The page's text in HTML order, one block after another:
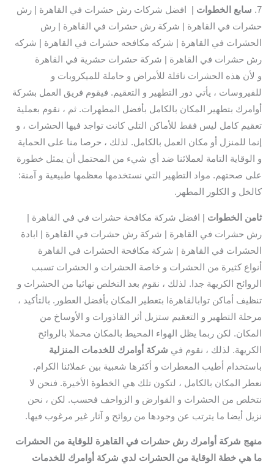
7. سابع الخطوات | افضل شركات رش حشرات في القاهرة | رش
حشرات في القاهرة | شركة رش حشرات في القاهرة | رش
الحشرات في القاهرة | شركه مكافحه حشرات في القاهرة | شركه
رش حشرات في القاهرة | شركة حشرات حشرية في القاهرة
و لأن هذه الحشرات ناقلة للأمراض و حاملة للميكروبات و
للفيروسات ، يأتي دور التطهير و التعقيم. فيقوم فريق العمل بشركة
أوامرك بتطهير المكان بالكامل بأفضل المطهرات. ثم ، نقوم بعملية
تعقيم كامل ليس فقط للأماكن التلي كانت تواجد فيها الحشرات ، و
إنما للمنزل أو مكان العمل بالكامل. لذلك ، حرصا منا على الحماية
و الوقاية التامة لعملائنا ضد أي شيء من المحتمل أن يمثل خطورة
على صحتهم. مواد التطهير التي نستخدمها معظمها طبيعية و آمنة:
كالخل و الكلور المطهر.
ثامن الخطوات | افضل شركة مكافحة حشرات في في القاهرة |
رش حشرات في القاهرة | شركة رش حشرات في القاهرة | ابادة
الحشرات في القاهرة | شركة مكافحة الحشرات في القاهرة
أنواع كثيرة من الحشرات و خاصة الحشرات و الحشرات تسبب
الروائح الكريهة جدا. لذلك ، نقوم بعد التخلص نهائيا من الحشرات و
تنظيف أماكن توابالقاهرةا بتعطير المكان بأفضل العطور. بالتأكيد ،
مرحلة التطهير و التعقيم ستزيل أثر القاذورات و الأوساخ من
المكان. لكن ربما يظل الهواء المحيط بالمكان محملا بالروائح
الكريهة. لذلك ، نقوم في شركة أوامرك للخدمات المنزلية
باستخدام أطيب المعطرات و أكثرها شعبية بين عملائنا الكرام.
نعطر المكان بالكامل ، لتكون تلك هي الخطوة الأخيرة. فنحن لا
نتخلص من الحشرات و القوارض و الزواحف فحسب. لكن ، نحن
نزيل أيضا ما يترتب عن وجودها من روائح و آثار غير مرغوب فيها.
منهج شركة أوامرك رش حشرات في القاهرة للوقاية من الحشرات
ما هي خطة الوقاية من الحشرات لدي شركة أوامرك للخدمات